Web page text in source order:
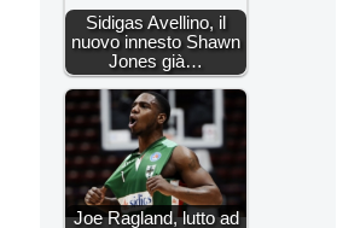
Sidigas Avellino, il
nuovo innesto Shawn
Jones già…
Joe Ragland, lutto ad